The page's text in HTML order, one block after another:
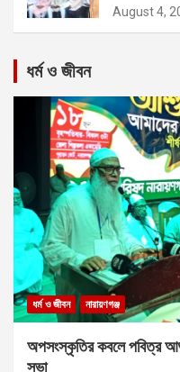
August 4,
ধর্ম ও জীবন
ধর্ম ও জীবন নারায়ণগঞ্জ
অপসংস্কৃতির কবলে পবিত্র
সভা